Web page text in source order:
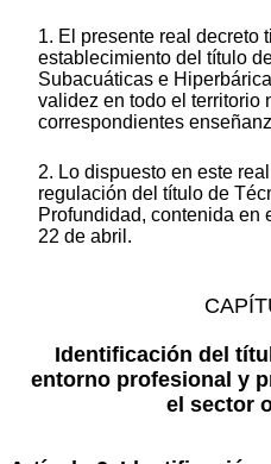
1. El presente real decreto
establecimiento del título
Subacuáticas e
validez en todo el territorio
correspondientes
2. Lo dispuesto en este
regulación del título de
Profundidad, contenida en
22 de abril.
Identificación del
entorno profesional y
el sector